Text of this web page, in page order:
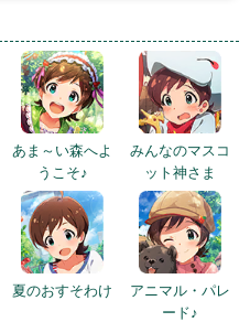
あま～い森へよ
うこそ♪
みんなのマスコ
ット神さま
夏のおすそわけ
アニマル・パレ
ード♪